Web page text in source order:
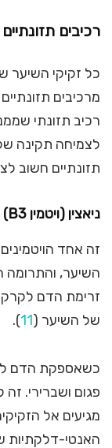
רכיבים תזונתיים
כל זקיקי השיער
מרכיבים
רכיב תזונתי
לצמיחה תקינה של
תזונתיים חשוב
ניאצין (ויטמין B3
)
זה אחד
השיער,
זרימת הדם
של השיער (11
).
כשאספקת הדם
פגום ושברירי.
מגיעים אל
האנטי-דלקתיות